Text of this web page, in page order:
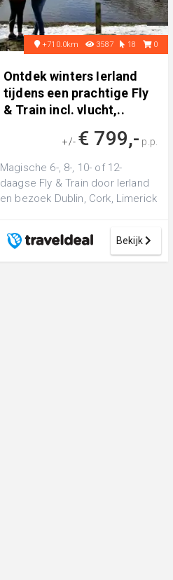
+710.0km 3587 18 0
Ontdek winters Ierland
tijdens een prachtige Fly
& Train incl. vlucht,..
+/- € 799,- p.p.
Magische 6-, 8-, 10- of 12-
daagse Fly & Train door Ierland
en bezoek Dublin, Cork, Limerick
Bekijk